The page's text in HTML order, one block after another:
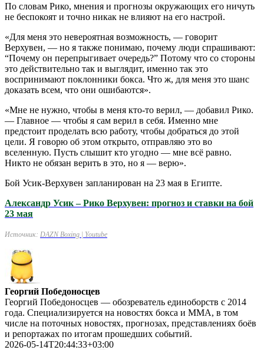
По словам Рико, мнения и прогнозы окружающих его ничуть
не беспокоят и точно никак не влияют на его настрой.
«Для меня это невероятная возможность, — говорит
Верхувен, — но я также понимаю, почему люди спрашивают:
“Почему он перепрыгивает очередь?” Потому что со стороны
это действительно так и выглядит, именно так это
воспринимают поклонники бокса. Что ж, для меня это шанс
доказать всем, что они ошибаются».
«Мне не нужно, чтобы в меня кто-то верил, — добавил Рико.
— Главное — чтобы я сам верил в себя. Именно мне
предстоит проделать всю работу, чтобы добраться до этой
цели. Я говорю об этом открыто, отправляю это во
вселенную. Пусть слышит кто угодно — мне всё равно.
Никто не обязан верить в это, но я — верю».
Бой Усик-Верхувен запланирован на 23 мая в Египте.
Александр Усик – Рико Верхувен: прогноз и ставки на бой
23 мая
Источник: DAZN Boxing | Youtube
Георгий Победоносцев
Георгий Победоносцев — обозреватель единоборств с 2014
года. Специализируется на новостях бокса и ММА, в том
числе на поточных новостях, прогнозах, представлениях боёв
и репортажах по итогам прошедших событий.
2026-05-14T20:44:33+03:00